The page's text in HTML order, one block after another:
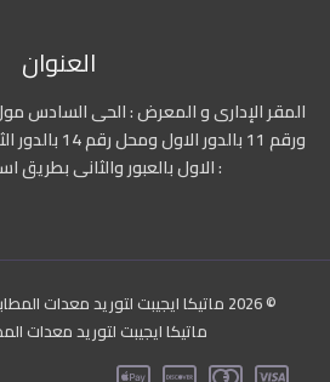
العنوان
ورقم 11 بالدور
: الاول بالعبور والثانى بطريق
ماتيكا ايجيبت لتوريد معدات